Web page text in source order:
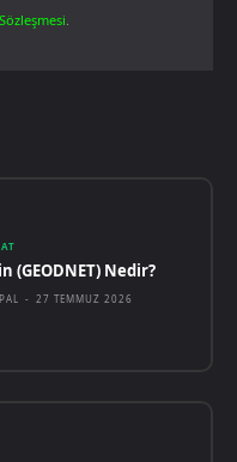
(GEODNET) Nedir?
- 27 TEMMUZ 2026